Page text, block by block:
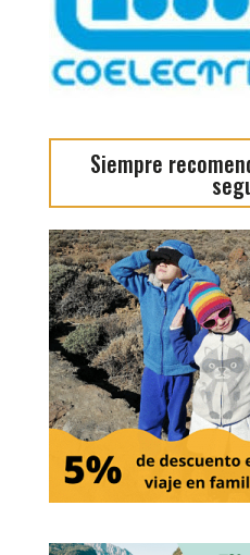
Siempre